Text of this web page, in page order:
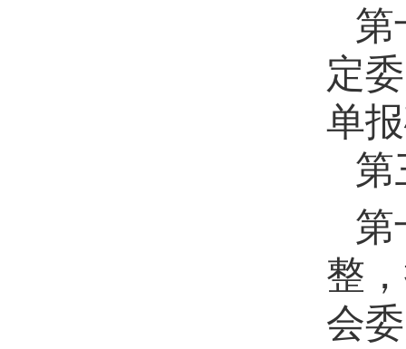
第
定
单
第
第
整
会